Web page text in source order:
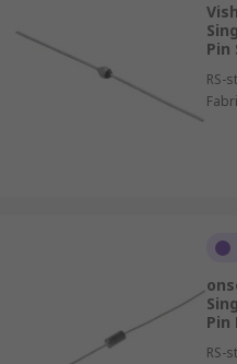
and handiest
Pin
RS-
Pin
RS-